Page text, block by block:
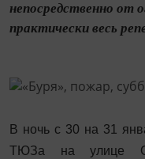
непосредственно от
практически весь
В ночь с 30 на 31
ТЮЗа на улице